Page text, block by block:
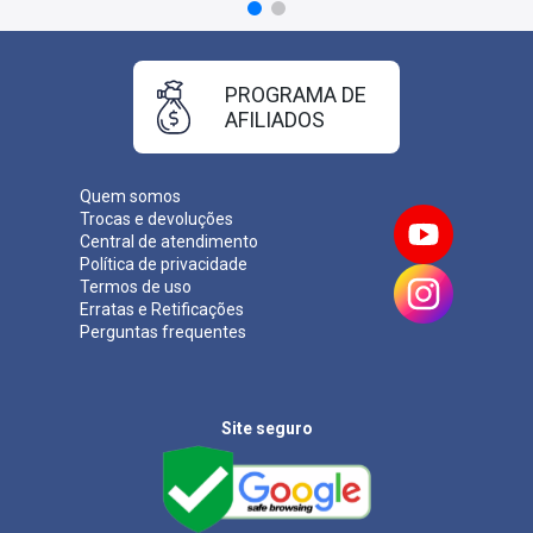
Quem somos
Trocas e devoluções
Central de atendimento
Política de privacidade
Termos de uso
Erratas e Retificações
Perguntas frequentes
PROGRAMA DE
AFILIADOS
Site seguro